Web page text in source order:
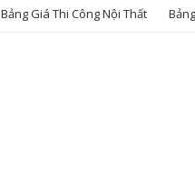
Bảng Giá Thi Công Nội Thất